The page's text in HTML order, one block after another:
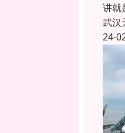
讲就
武汉
24-